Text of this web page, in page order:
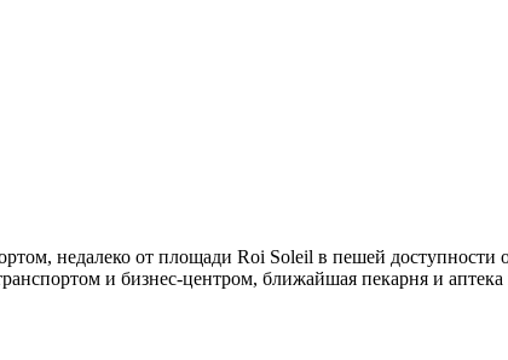
недалеко от площади Roi Soleil в пешей доступности
и бизнес-центром, ближайшая пекарня и